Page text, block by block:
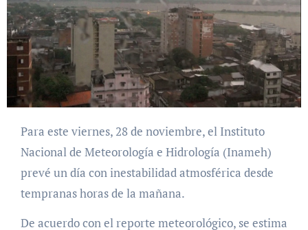
Para este viernes, 28 de noviembre, el Instituto
Nacional de Meteorología e Hidrología (Inameh)
prevé un día con inestabilidad atmosférica desde
tempranas horas de la mañana.
De acuerdo con el reporte meteorológico, se estima